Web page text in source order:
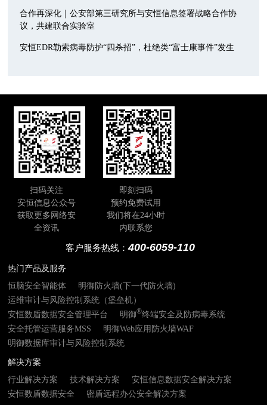
合作再深化｜公安部第三研究所与安恒信息签署战略合作协
议，共建联合实验室
安恒EDR勒索病毒防护“四杀招”，杜绝类“富士康事件”发生
扫码关注
安恒信息公众号
获取更多网络安
全资讯
即刻扫码
预约免费试用
我们将在24小时
内联系您
客户服务热线：400-6059-110
热门产品及服务
恒脑安全智能体
明御防火墙(下一代防火墙)
运维审计与风险控制系统（堡垒机）
安恒数盾数据安全管理平台
明御®终端安全及防病毒系统
安全托管运营服务MSS
明御Web应用防火墙WAF
明御数据库审计与风险控制系统
解决方案
行业解决方案
技术解决方案
安恒信息数据安全解决方案
安恒数盾数据安全
密盾远程办公安全解决方案